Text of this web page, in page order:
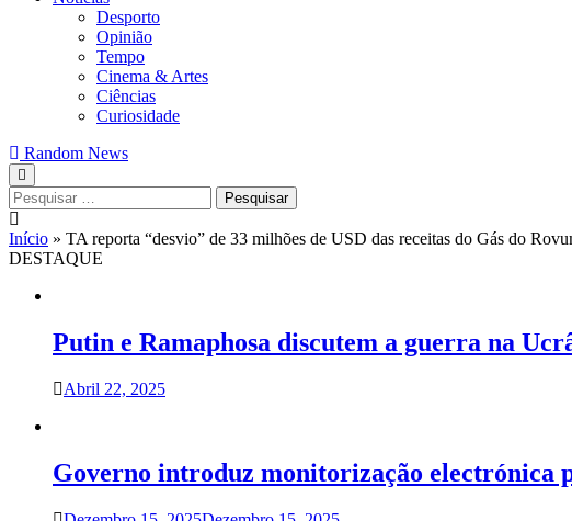
Desporto
Opinião
Tempo
Cinema & Artes
Ciências
Curiosidade
Random News
Pesquisar
por:
Início » TA reporta “desvio” de 33 milhões de USD das receitas do Gás do
DESTAQUE
Putin e Ramaphosa discutem a guerra na
Abril 22, 2025
Governo introduz monitorização electrónica